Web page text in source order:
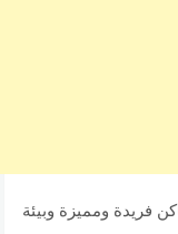
فريدة ومميزة وبيئة